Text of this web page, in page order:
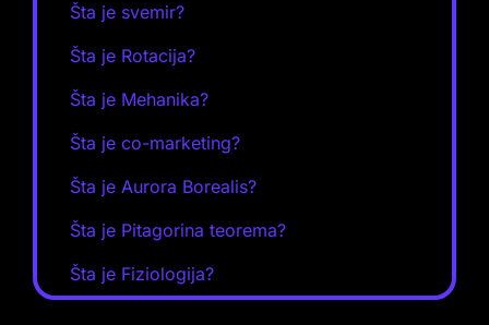
Šta je svemir?
Šta je Rotacija?
Šta je Mehanika?
Šta je co-marketing?
Šta je Aurora Borealis?
Šta je Pitagorina teorema?
Šta je Fiziologija?